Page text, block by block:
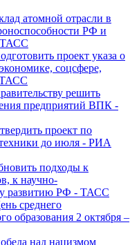
атомной отрасли в
РФ и
ТАСС
проект указа о
соцсфере,
ТАСС
решить
предприятий ВПК -
проект по
до июля - РИА
подходы к
к научно-
развитию РФ - ТАСС
среднего
образования 2 октября –
над нацизмом